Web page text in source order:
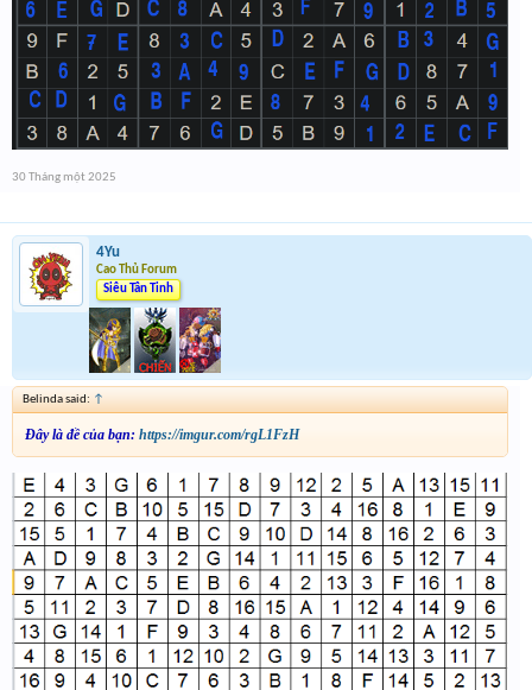
30 Tháng một 2025
4Yu
Cao Thủ Forum
Siêu Tân Tinh
Belinda said: ↑
Đây là đề của bạn: https://imgur.com/rgL1FzH